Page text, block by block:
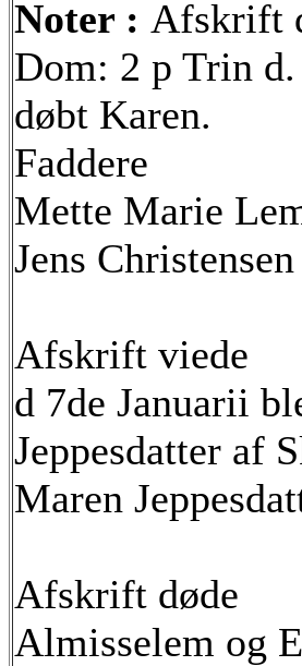
Noter : Afskrift
Dom: 2 p Trin
døbt Karen.
Faddere
Mette Marie
Jens
Afskrift viede
d 7de Januarii
Jeppesdatter af
Maren
Afskrift døde
Almisselem og